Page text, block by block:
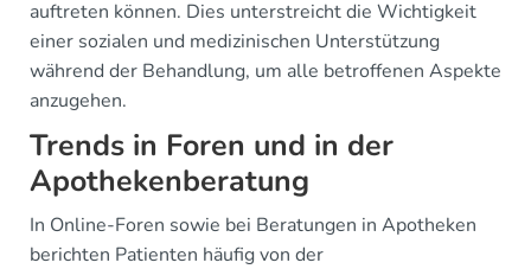
auftreten können. Dies unterstreicht die Wichtigkeit
einer sozialen und medizinischen Unterstützung
während der Behandlung, um alle betroffenen Aspekte
anzugehen.
Trends in Foren und in der
Apothekenberatung
In Online-Foren sowie bei Beratungen in Apotheken
berichten Patienten häufig von der